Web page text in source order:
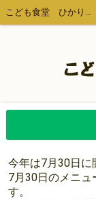
こども食堂 ひかりっこ 狛江市
こ
今年は7月30日に
7月30日のメニ
す。